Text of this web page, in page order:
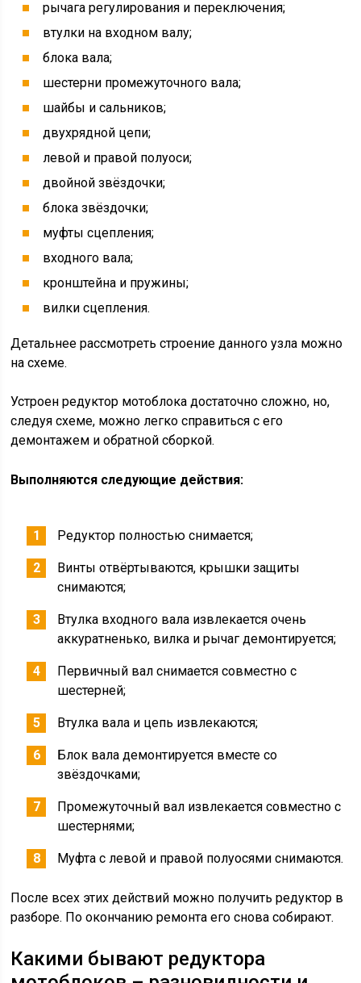
рычага регулирования и переключения;
втулки на входном валу;
блока вала;
шестерни промежуточного вала;
шайбы и сальников;
двухрядной цепи;
левой и правой полуоси;
двойной звёздочки;
блока звёздочки;
муфты сцепления;
входного вала;
кронштейна и пружины;
вилки сцепления.
Детальнее рассмотреть строение данного узла можно
на схеме.
Устроен редуктор мотоблока достаточно сложно, но,
следуя схеме, можно легко справиться с его
демонтажем и обратной сборкой.
Выполняются следующие действия:
Редуктор полностью снимается;
Винты отвёртываются, крышки защиты
снимаются;
Втулка входного вала извлекается очень
аккуратненько, вилка и рычаг демонтируется;
Первичный вал снимается совместно с
шестерней;
Втулка вала и цепь извлекаются;
Блок вала демонтируется вместе со
звёздочками;
Промежуточный вал извлекается совместно с
шестернями;
Муфта с левой и правой полуосями снимаются.
После всех этих действий можно получить редуктор в
разборе. По окончанию ремонта его снова собирают.
Какими бывают редуктора